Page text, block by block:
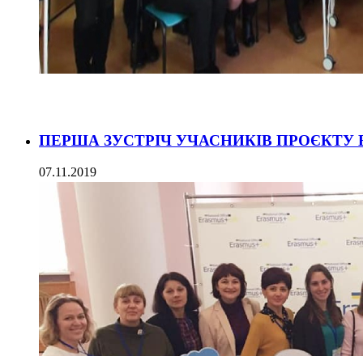
ПЕРША ЗУСТРІЧ УЧАСНИКІВ ПРОЄКТУ
07.11.2019